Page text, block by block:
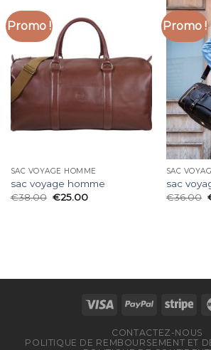
Promo !
SAC VOYAGE HOMME
sac voyage homme
€38.00 €25.00
Promo !
SAC
sac
€36.00
CONTACTEZ-NOUS
POLITIQUE DE REMBOURSEMENT ET